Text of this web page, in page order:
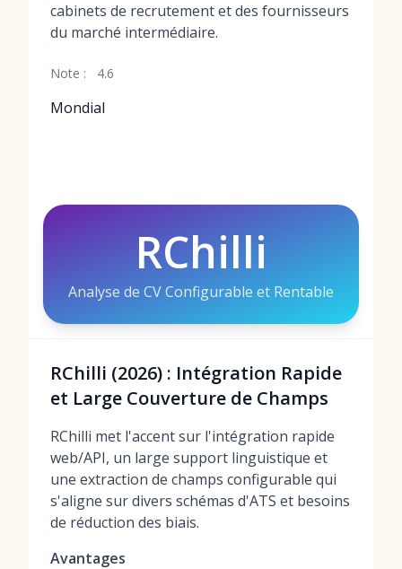
cabinets de recrutement et des fournisseurs
du marché intermédiaire.
Note : 4.6
Mondial
RChilli
Analyse de CV Configurable et Rentable
RChilli (2026) : Intégration Rapide
et Large Couverture de Champs
RChilli met l'accent sur l'intégration rapide
web/API, un large support linguistique et
une extraction de champs configurable qui
s'aligne sur divers schémas d'ATS et besoins
de réduction des biais.
Avantages